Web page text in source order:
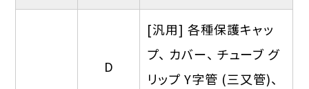
D
[汎用] 各種保護キャッ
プ、 カバー、 チューブ グ
リップ Y字管 (三又管)、